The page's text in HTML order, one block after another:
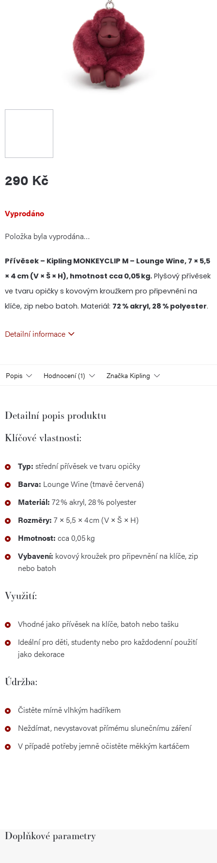
290 Kč
Měrná
cena:
Vyprodáno
Položka byla vyprodána…
Přívěsek – Kipling MONKEYCLIP M – Lounge Wine, 7 × 5,5
× 4 cm (V × Š × H), hmotnost cca 0,05 kg. Plyšový přívěsek
ve tvaru opičky s kovovým kroužkem pro připevnění na
klíče, zip nebo batoh. Materiál: 72 % akryl, 28 % polyester.
Detailní informace
Popis Hodnocení (1) Značka Kipling
Detailní popis produktu
Klíčové vlastnosti:
Typ: střední přívěsek ve tvaru opičky
Barva: Lounge Wine (tmavě červená)
Materiál: 72 % akryl, 28 % polyester
Rozměry: 7 × 5,5 × 4 cm (V × Š × H)
Hmotnost: cca 0,05 kg
Vybavení: kovový kroužek pro připevnění na klíče, zip
nebo batoh
Využití:
Vhodné jako přívěsek na klíče, batoh nebo tašku
Ideální pro děti, studenty nebo pro každodenní použití
jako dekorace
Údržba:
Čistěte mírně vlhkým hadříkem
Neždímat, nevystavovat přímému slunečnímu záření
V případě potřeby jemně očistěte měkkým kartáčem
Doplňkové parametry